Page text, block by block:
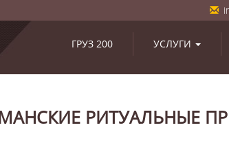
ГРУЗ 200 УСЛУГИ
РИТУАЛЬНЫЕ